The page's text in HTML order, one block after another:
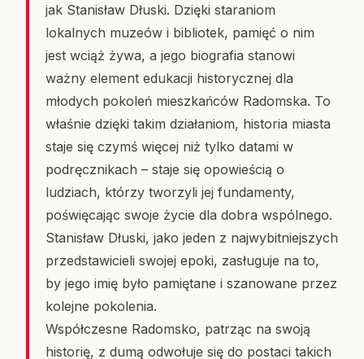
jak Stanisław Dłuski. Dzięki staraniom
lokalnych muzeów i bibliotek, pamięć o nim
jest wciąż żywa, a jego biografia stanowi
ważny element edukacji historycznej dla
młodych pokoleń mieszkańców Radomska. To
właśnie dzięki takim działaniom, historia miasta
staje się czymś więcej niż tylko datami w
podręcznikach – staje się opowieścią o
ludziach, którzy tworzyli jej fundamenty,
poświęcając swoje życie dla dobra wspólnego.
Stanisław Dłuski, jako jeden z najwybitniejszych
przedstawicieli swojej epoki, zasługuje na to,
by jego imię było pamiętane i szanowane przez
kolejne pokolenia.
Współczesne Radomsko, patrząc na swoją
historię, z dumą odwołuje się do postaci takich